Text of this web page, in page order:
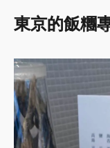
東京的飯糰